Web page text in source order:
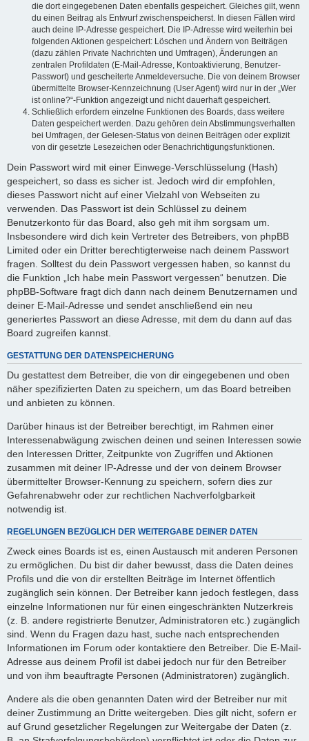
die dort eingegebenen Daten ebenfalls gespeichert. Gleiches gilt, wenn
du einen Beitrag als Entwurf zwischenspeicherst. In diesen Fällen wird
auch deine IP-Adresse gespeichert. Die IP-Adresse wird weiterhin bei
folgenden Aktionen gespeichert: Löschen und Ändern von Beiträgen
(dazu zählen Private Nachrichten und Umfragen), Änderungen an
zentralen Profildaten (E-Mail-Adresse, Kontoaktivierung, Benutzer-
Passwort) und gescheiterte Anmeldeversuche. Die von deinem Browser
übermittelte Browser-Kennzeichnung (User Agent) wird nur in der „Wer
ist online?“-Funktion angezeigt und nicht dauerhaft gespeichert.
Schließlich erfordern einzelne Funktionen des Boards, dass weitere
Daten gespeichert werden. Dazu gehören dein Abstimmungsverhalten
bei Umfragen, der Gelesen-Status von deinen Beiträgen oder explizit
von dir gesetzte Lesezeichen oder Benachrichtigungsfunktionen.
Dein Passwort wird mit einer Einwege-Verschlüsselung (Hash)
gespeichert, so dass es sicher ist. Jedoch wird dir empfohlen,
dieses Passwort nicht auf einer Vielzahl von Webseiten zu
verwenden. Das Passwort ist dein Schlüssel zu deinem
Benutzerkonto für das Board, also geh mit ihm sorgsam um.
Insbesondere wird dich kein Vertreter des Betreibers, von phpBB
Limited oder ein Dritter berechtigterweise nach deinem Passwort
fragen. Solltest du dein Passwort vergessen haben, so kannst du
die Funktion „Ich habe mein Passwort vergessen“ benutzen. Die
phpBB-Software fragt dich dann nach deinem Benutzernamen und
deiner E-Mail-Adresse und sendet anschließend ein neu
generiertes Passwort an diese Adresse, mit dem du dann auf das
Board zugreifen kannst.
GESTATTUNG DER DATENSPEICHERUNG
Du gestattest dem Betreiber, die von dir eingegebenen und oben
näher spezifizierten Daten zu speichern, um das Board betreiben
und anbieten zu können.
Darüber hinaus ist der Betreiber berechtigt, im Rahmen einer
Interessenabwägung zwischen deinen und seinen Interessen sowie
den Interessen Dritter, Zeitpunkte von Zugriffen und Aktionen
zusammen mit deiner IP-Adresse und der von deinem Browser
übermittelter Browser-Kennung zu speichern, sofern dies zur
Gefahrenabwehr oder zur rechtlichen Nachverfolgbarkeit
notwendig ist.
REGELUNGEN BEZÜGLICH DER WEITERGABE DEINER DATEN
Zweck eines Boards ist es, einen Austausch mit anderen Personen
zu ermöglichen. Du bist dir daher bewusst, dass die Daten deines
Profils und die von dir erstellten Beiträge im Internet öffentlich
zugänglich sein können. Der Betreiber kann jedoch festlegen, dass
einzelne Informationen nur für einen eingeschränkten Nutzerkreis
(z. B. andere registrierte Benutzer, Administratoren etc.) zugänglich
sind. Wenn du Fragen dazu hast, suche nach entsprechenden
Informationen im Forum oder kontaktiere den Betreiber. Die E-Mail-
Adresse aus deinem Profil ist dabei jedoch nur für den Betreiber
und von ihm beauftragte Personen (Administratoren) zugänglich.
Andere als die oben genannten Daten wird der Betreiber nur mit
deiner Zustimmung an Dritte weitergeben. Dies gilt nicht, sofern er
auf Grund gesetzlicher Regelungen zur Weitergabe der Daten (z.